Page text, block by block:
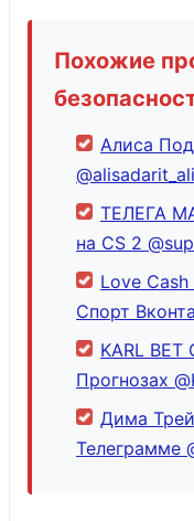
Похожие
Алиса
ТЕЛЕГА
на CS 2
Love
Спорт
KARL
Прогнозах
Дима
Телеграмме